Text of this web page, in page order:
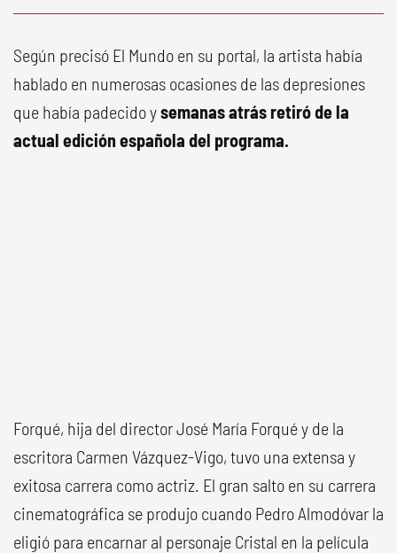
Según precisó El Mundo en su portal, la artista había
hablado en numerosas ocasiones de las depresiones
que había padecido ysemanas atrás retiró de la
actual edición española del programa.
Forqué, hija del director José María Forqué y de la
escritora Carmen Vázquez-Vigo, tuvo una extensa y
exitosa carrera como actriz. El gran salto en su carrera
cinematográfica se produjo cuando Pedro Almodóvar la
eligió para encarnar al personaje Cristal en la película